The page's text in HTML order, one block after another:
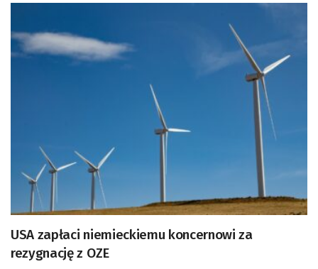
USA zapłaci niemieckiemu koncernowi za
rezygnację z OZE